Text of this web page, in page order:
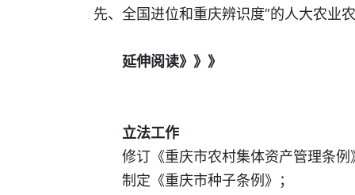
先、全国进位和重庆辨识度”的人大农业
延伸阅读》》》
立法工作
修订《重庆市农村集体资产管理条例
制定《重庆市种子条例》；